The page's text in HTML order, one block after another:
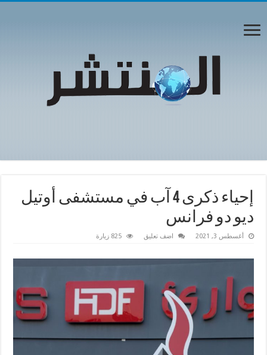
إحياء ذكرى 4 آب في مستشفى أوتيل
ديو دو فرانس
أغسطس 3, 2021 اضف تعليق 825 زيارة